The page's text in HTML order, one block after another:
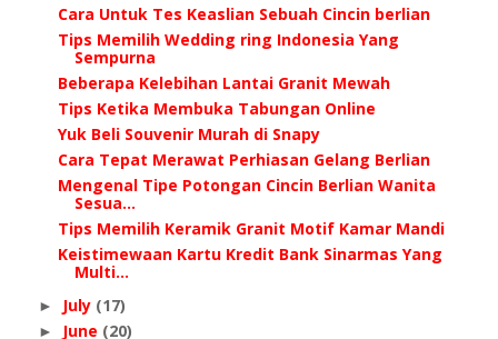
Cara Untuk Tes Keaslian Sebuah Cincin berlian
Tips Memilih Wedding ring Indonesia Yang
Sempurna
Beberapa Kelebihan Lantai Granit Mewah
Tips Ketika Membuka Tabungan Online
Yuk Beli Souvenir Murah di Snapy
Cara Tepat Merawat Perhiasan Gelang Berlian
Mengenal Tipe Potongan Cincin Berlian Wanita
Sesua...
Tips Memilih Keramik Granit Motif Kamar Mandi
Keistimewaan Kartu Kredit Bank Sinarmas Yang
Multi...
► July (17)
► June (20)